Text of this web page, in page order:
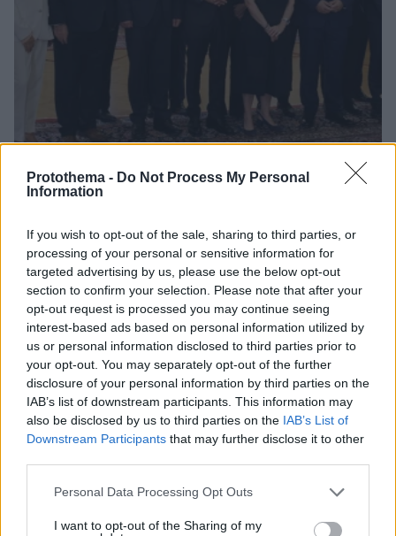
Protothema - Do Not Process My Personal
Information
If you wish to opt-out of the sale, sharing to third parties, or
processing of your personal or sensitive information for
targeted advertising by us, please use the below opt-out
section to confirm your selection. Please note that after your
opt-out request is processed you may continue seeing
interest-based ads based on personal information utilized by
us or personal information disclosed to third parties prior to
your opt-out. You may separately opt-out of the further
disclosure of your personal information by third parties on the
IAB’s list of downstream participants. This information may
also be disclosed by us to third parties on the IAB’s List of
Downstream Participants that may further disclose it to other
Please note that this website/app uses one or more Google
not limited to your visit or usage behaviour. You may click to
Personal Data Processing Opt Outs
I want to opt-out of the Sharing of my
νέας κυβέρνησης - Δείτε βίντεο και φωτογραφίες
14.06.2024, 17:44